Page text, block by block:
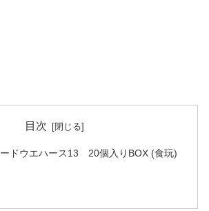
目次
ドウエハース13 20個入りBOX (食玩)